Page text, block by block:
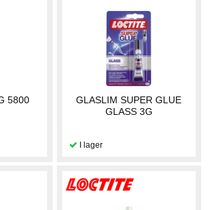
5800
GLASLIM SUPER GLUE
GLASS 3G